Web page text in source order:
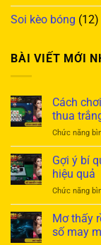
Soi kèo bóng (12)
BÀI VIẾT MỚI
Cách
thua
Chức năng
Gợi ý bí
hiệu quả
Chức năng
Mơ thấy
số may